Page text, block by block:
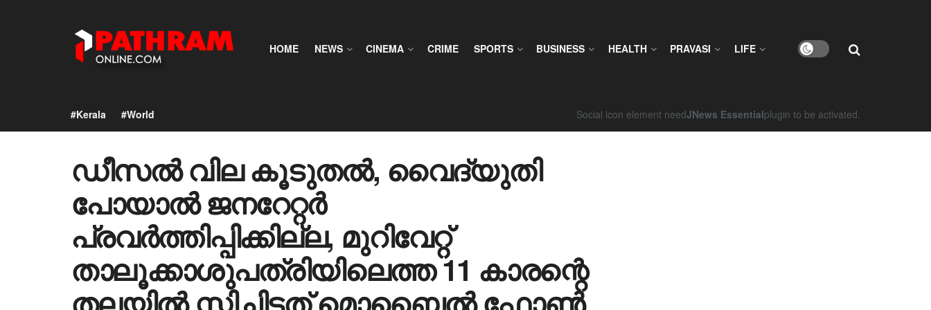
HOME NEWS CINEMA CRIME SPORTS BUSINESS HEALTH PRAVASI LIFE
#Kerala #World Social icon element needJNews Essentialplugin to be activated.
ഡീസൽ വില കൂടുതൽ, വൈദ്യുതി
പോയാൽ ജനറേറ്റർ
പ്രവർത്തിപ്പിക്കില്ല, മുറിവേറ്റ്
താലൂക്കാശുപത്രിയിലെത്ത 11 കാരന്റെ